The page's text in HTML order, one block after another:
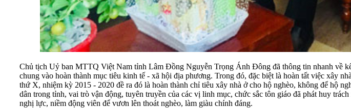
Chủ tịch Uỷ ban MTTQ Việt Nam tỉnh Lâm Đồng Nguyễn Trọng Ánh Đông đã thông tin nhanh về
chung vào hoàn thành mục tiêu kinh tế - xã hội địa phương. Trong đó, đặc biệt là hoàn tất việc xây
thứ X, nhiệm kỳ 2015 - 2020 đề ra đó là hoàn thành chỉ tiêu xây nhà ở cho hộ nghèo, không để hộ
dân trong tỉnh, vai trò vận động, tuyên truyền của các vị linh mục, chức sắc tôn giáo đã phát huy
nghị lực, niềm động viên để vươn lên thoát nghèo, làm giàu chính đáng.